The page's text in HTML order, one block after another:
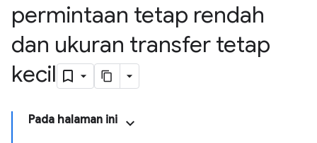
permintaan tetap rendah
dan ukuran transfer tetap
kecil
Pada halaman ini